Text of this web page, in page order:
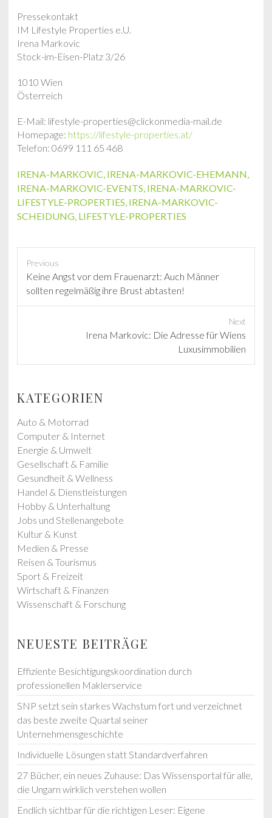
Pressekontakt
IM Lifestyle Properties e.U.
Irena Markovic
Stock-im-Eisen-Platz 3/26
1010 Wien
Österreich
E-Mail: lifestyle-properties@clickonmedia-mail.de
Homepage: https://lifestyle-properties.at/
Telefon: 0699 111 65 468
IRENA-MARKOVIC, IRENA-MARKOVIC-EHEMANN,
IRENA-MARKOVIC-EVENTS, IRENA-MARKOVIC-
LIFESTYLE-PROPERTIES, IRENA-MARKOVIC-
SCHEIDUNG, LIFESTYLE-PROPERTIES
Previous
P
r
e
o
s
Keine Angst vor dem Frauenarzt: Auch Männer
sollten regelmäßig ihre Brust abtasten!
Next
x
p
o
s
t
:
Irena Markovic: Die Adresse für Wiens
Luxusimmobilien
KATEGORIEN
Auto & Motorrad
Computer & Internet
Energie & Umwelt
Gesellschaft & Familie
Gesundheit & Wellness
Handel & Dienstleistungen
Hobby & Unterhaltung
Jobs und Stellenangebote
Kultur & Kunst
Medien & Presse
Reisen & Tourismus
Sport & Freizeit
Wirtschaft & Finanzen
Wissenschaft & Forschung
NEUESTE BEITRÄGE
Effiziente Besichtigungskoordination durch
professionellen Maklerservice
SNP setzt sein starkes Wachstum fort und verzeichnet
das beste zweite Quartal seiner
Unternehmensgeschichte
Individuelle Lösungen statt Standardverfahren
27 Bücher, ein neues Zuhause: Das Wissensportal für alle,
die Ungarn wirklich verstehen wollen
Endlich sichtbar für die richtigen Leser: Eigene